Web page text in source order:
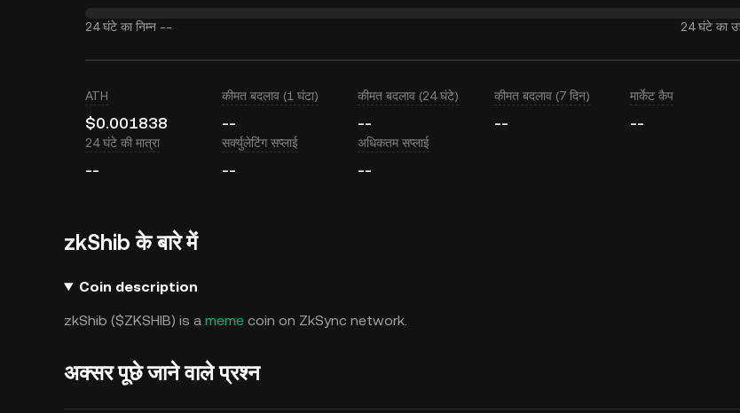
24 घंटे का निम्न -- 24 घंटे का
ATH
$0.001838
कीमत बदलाव (1 घंटा)
--
कीमत बदलाव (24 घंटे)
--
कीमत बदलाव (7 दिन)
--
मार्केट कैप
--
24 घंटे की मात्रा
--
सर्क्युलेटिंग सप्लाई
--
अधिकतम सप्लाई
--
zkShib के बारे में
Coin description
zkShib ($ZKSHIB) is a meme coin on ZkSync network.
अक्सर पूछे जाने वाले प्रश्न